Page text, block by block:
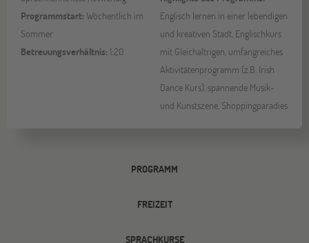
Programmstart: Wöchentlich im
Sommer
Betreuungsverhältnis: 1:20
Englisch lernen in einer lebendigen
und kreativen Stadt, Englischkurs
mit Gleichaltrigen, umfangreiches
Aktivitätenprogramm (z.B. Irish
Dance Kurs), spannende Musik-
und Kunstszene, Shoppingparadies
PROGRAMM
FREIZEIT
SPRACHKURSE